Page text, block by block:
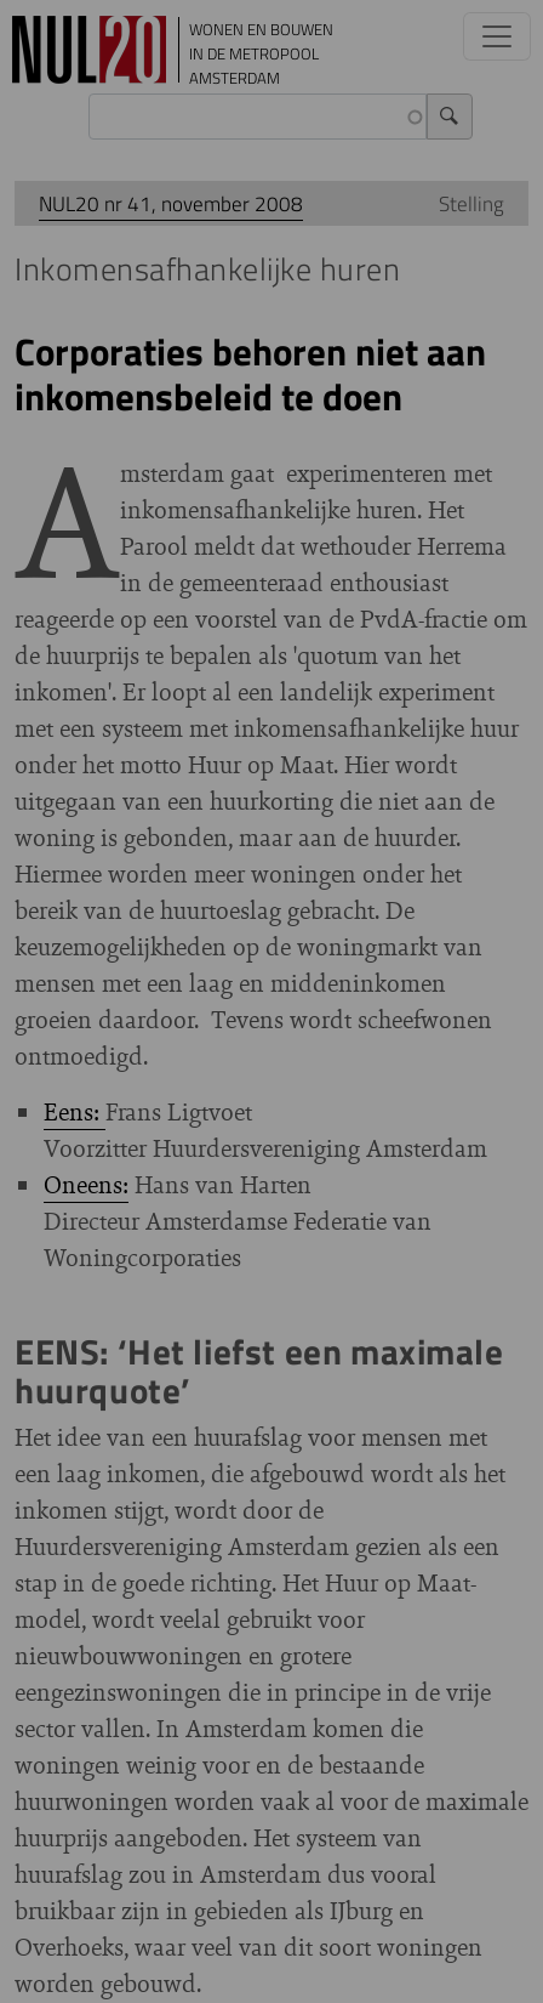
Overslaan en naar de inhoud gaan
WONEN EN BOUWEN
IN DE METROPOOL
AMSTERDAM
NUL20 nr 41, november 2008 Stelling
Inkomensafhankelijke huren
Corporaties behoren niet aan
inkomensbeleid te doen
Amsterdam gaat experimenteren met
inkomensafhankelijke huren. Het
Parool meldt dat wethouder Herrema
in de gemeenteraad enthousiast
reageerde op een voorstel van de PvdA-fractie om
de huurprijs te bepalen als 'quotum van het
inkomen'. Er loopt al een landelijk experiment
met een systeem met inkomensafhankelijke huur
onder het motto Huur op Maat. Hier wordt
uitgegaan van een huurkorting die niet aan de
woning is gebonden, maar aan de huurder.
Hiermee worden meer woningen onder het
bereik van de huurtoeslag gebracht. De
keuzemogelijkheden op de woningmarkt van
mensen met een laag en middeninkomen
groeien daardoor. Tevens wordt scheefwonen
ontmoedigd.
Eens: Frans Ligtvoet
Voorzitter Huurdersvereniging Amsterdam
Oneens: Hans van Harten
Directeur Amsterdamse Federatie van
Woningcorporaties
EENS: ‘Het liefst een maximale
huurquote’
Het idee van een huurafslag voor mensen met
een laag inkomen, die afgebouwd wordt als het
inkomen stijgt, wordt door de
Huurdersvereniging Amsterdam gezien als een
stap in de goede richting. Het Huur op Maat-
model, wordt veelal gebruikt voor
nieuwbouwwoningen en grotere
eengezinswoningen die in principe in de vrije
sector vallen. In Amsterdam komen die
woningen weinig voor en de bestaande
huurwoningen worden vaak al voor de maximale
huurprijs aangeboden. Het systeem van
huurafslag zou in Amsterdam dus vooral
bruikbaar zijn in gebieden als IJburg en
Overhoeks, waar veel van dit soort woningen
worden gebouwd.